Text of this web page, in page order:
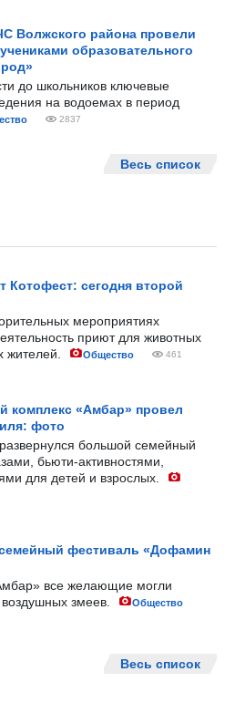
Волжского района провели
образовательного
до школьников ключевые
на водоемах в период
2837
Весь список
Котофест: сегодня второй
мероприятиях
приют для животных
жителей.
Общество 461
комплекс «Амбар» провел
фото
большой семейный
бьюти-активностями,
для детей и взрослых.
фестиваль «Дофамин
все желающие могли
змеев.
Общество
Весь список